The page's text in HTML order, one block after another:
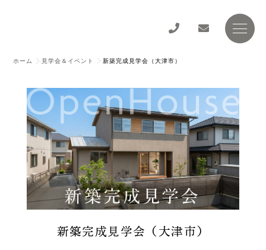
ホーム 見学会＆イベント 新築完成見学会（大津市）
新築完成見学会（大津市）